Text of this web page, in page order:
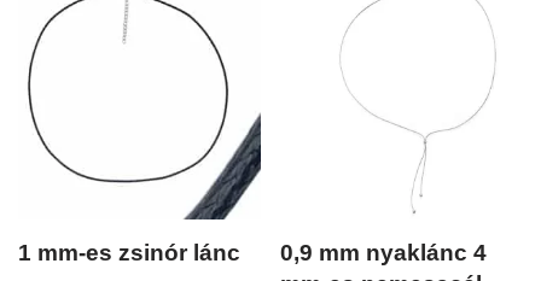
1 mm-es zsinór lánc
0,9 mm nyaklánc 4